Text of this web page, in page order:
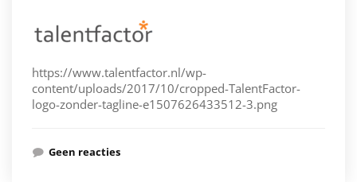
https://www.talentfactor.nl/wp-
content/uploads/2017/10/cropped-TalentFactor-
logo-zonder-tagline-e1507626433512-3.png
Geen reacties